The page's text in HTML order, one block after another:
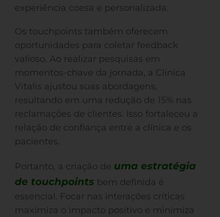
experiência coesa e personalizada.
Os touchpoints também oferecem
oportunidades para coletar feedback
valioso. Ao realizar pesquisas em
momentos-chave da jornada, a Clínica
Vitalis ajustou suas abordagens,
resultando em uma redução de 15% nas
reclamações de clientes. Isso fortaleceu a
relação de confiança entre a clínica e os
pacientes.
Portanto, a criação de uma estratégia
de touchpoints bem definida é
essencial. Focar nas interações críticas
maximiza o impacto positivo e minimiza